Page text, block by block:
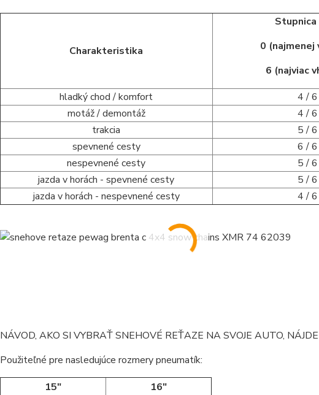
Charakteristika
Stupnica
0 (najmenej
6 (najviac
hladký chod / komfort
4 / 6
motáž / demontáž
4 / 6
trakcia
5 / 6
spevnené cesty
6 / 6
nespevnené cesty
5 / 6
jazda v horách - spevnené cesty
5 / 6
jazda v horách - nespevnené cesty
4 / 6
NÁVOD, AKO SI VYBRAŤ SNEHOVÉ REŤAZE NA SVOJE AUTO,
Použiteľné pre nasledujúce rozmery pneumatík:
15"
16"